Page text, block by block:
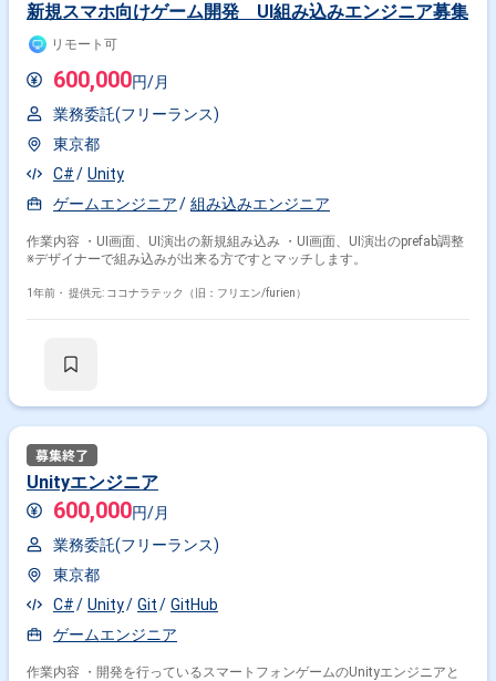
新規スマホ向けゲーム開発 UI組み込みエンジニア募集
リモート可
600,000円/月
業務委託(フリーランス)
東京都
C#
Unity
ゲームエンジニア
組み込みエンジニア
作業内容 ・UI画面、UI演出の新規組み込み ・UI画面、UI演出のprefab調整
※デザイナーで組み込みが出来る方ですとマッチします。
1年前・ 提供元: ココナラテック（旧：フリエン/furien）
Unityエンジニア
600,000円/月
業務委託(フリーランス)
東京都
C#
Unity Git
GitHub
ゲームエンジニア
作業内容 ・開発を行っているスマートフォンゲームのUnityエンジニアと